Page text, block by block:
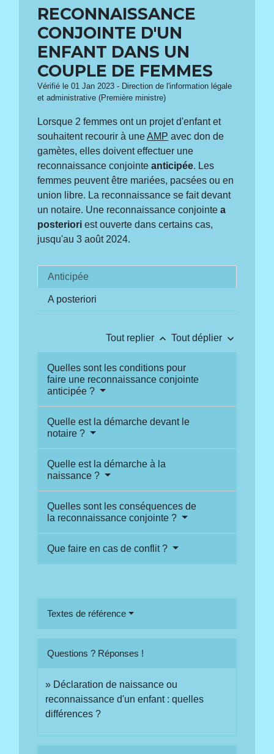
RECONNAISSANCE
CONJOINTE D'UN
ENFANT DANS UN
COUPLE DE FEMMES
Vérifié le 01 Jan 2023 - Direction de l'information légale
et administrative (Première ministre)
Lorsque 2 femmes ont un projet d'enfant et
souhaitent recourir à uneAMP avec don de
gamètes, elles doivent effectuer une
reconnaissance conjointeanticipée. Les
femmes peuvent être mariées, pacsées ou en
union libre. La reconnaissance se fait devant
un notaire. Une reconnaissance conjointea
posteriori est ouverte dans certains cas,
jusqu'au 3 août 2024.
Anticipée
A posteriori
Tout replier keyboard_arrow_up Tout déplier keyboard_arrow_down
Quelles sont les conditions pour
faire une reconnaissance conjointe
anticipée ?
Quelle est la démarche devant le
notaire ?
Quelle est la démarche à la
naissance ?
Quelles sont les conséquences de
la reconnaissance conjointe ?
Que faire en cas de conflit ?
Textes de référence
Questions ? Réponses !
Déclaration de naissance ou
reconnaissance d'un enfant : quelles
différences ?